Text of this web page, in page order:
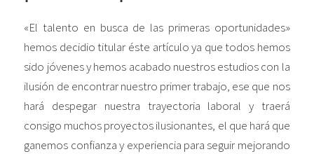
«El talento en busca de las primeras oportunidades»
hemos decidio titular éste artículo ya que todos hemos
sido jóvenes y hemos acabado nuestros estudios con la
ilusión de encontrar nuestro primer trabajo, ese que nos
hará despegar nuestra trayectoria laboral y traerá
consigo muchos proyectos ilusionantes, el que hará que
ganemos confianza y experiencia para seguir mejorando